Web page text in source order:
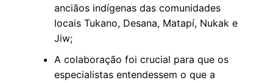
anciãos indígenas das comunidades
locais Tukano, Desana, Matapí, Nukak e
Jiw;
A colaboração foi crucial para que os
especialistas entendessem o que a